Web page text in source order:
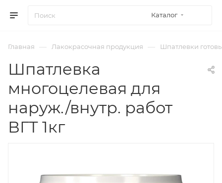
Каталог
Главная — Лакокрасочная продукция — Шпатлевки
Шпатлевка
многоцелевая для
наруж./внутр. работ
ВГТ 1кг